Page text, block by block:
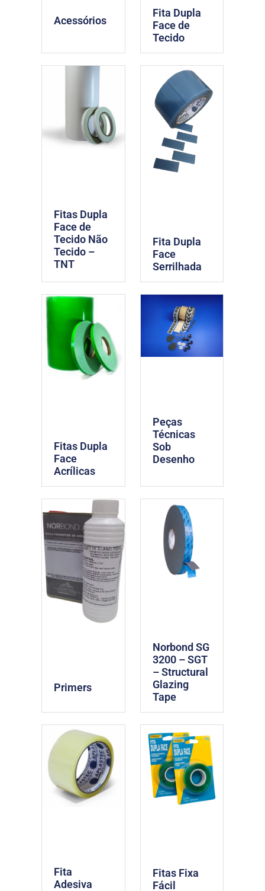
Acessórios
Fita Dupla
Face de
Tecido
Fitas Dupla
Face de
Tecido Não
Tecido –
TNT
Fita Dupla
Face
Serrilhada
Fitas Dupla
Face
Acrílicas
Peças
Técnicas
Sob
Desenho
Primers
Norbond SG
3200 – SGT
– Structural
Glazing
Tape
Fita
Adesiva
Fitas Fixa
Fácil